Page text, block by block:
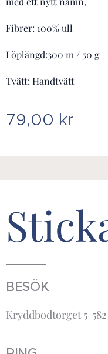
Fibrer: 100% ull
Löplängd:300 m / 50 g
Tvätt: Handtvätt
79,00 kr
BESÖK
Kryddbodtorget 5